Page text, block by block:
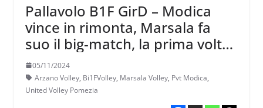
Pallavolo B1F GirD – Modica
vince in rimonta, Marsala fa
suo il big-match, la prima volta
di Bisceglie in trasferta
05/11/2024
Arzano Volley, Bi1FVolley, Marsala Volley, Pvt Modica,
United Volley Pomezia